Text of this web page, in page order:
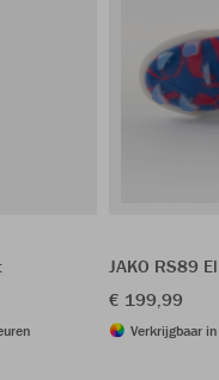
JAKO RS89
€ 199,99
Verkrijgbaar